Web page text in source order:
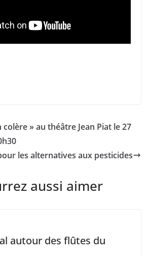
» au théâtre Jean Piat le 27
les alternatives aux pesticides
aussi aimer
autour des flûtes du